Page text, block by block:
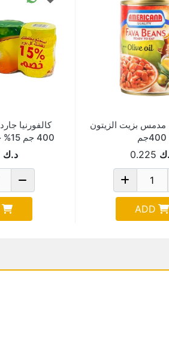
مدمس بزيت الزيتون
400جم
0.225
ADD
400 جم 15% خصم Pack Of 6
د.ك